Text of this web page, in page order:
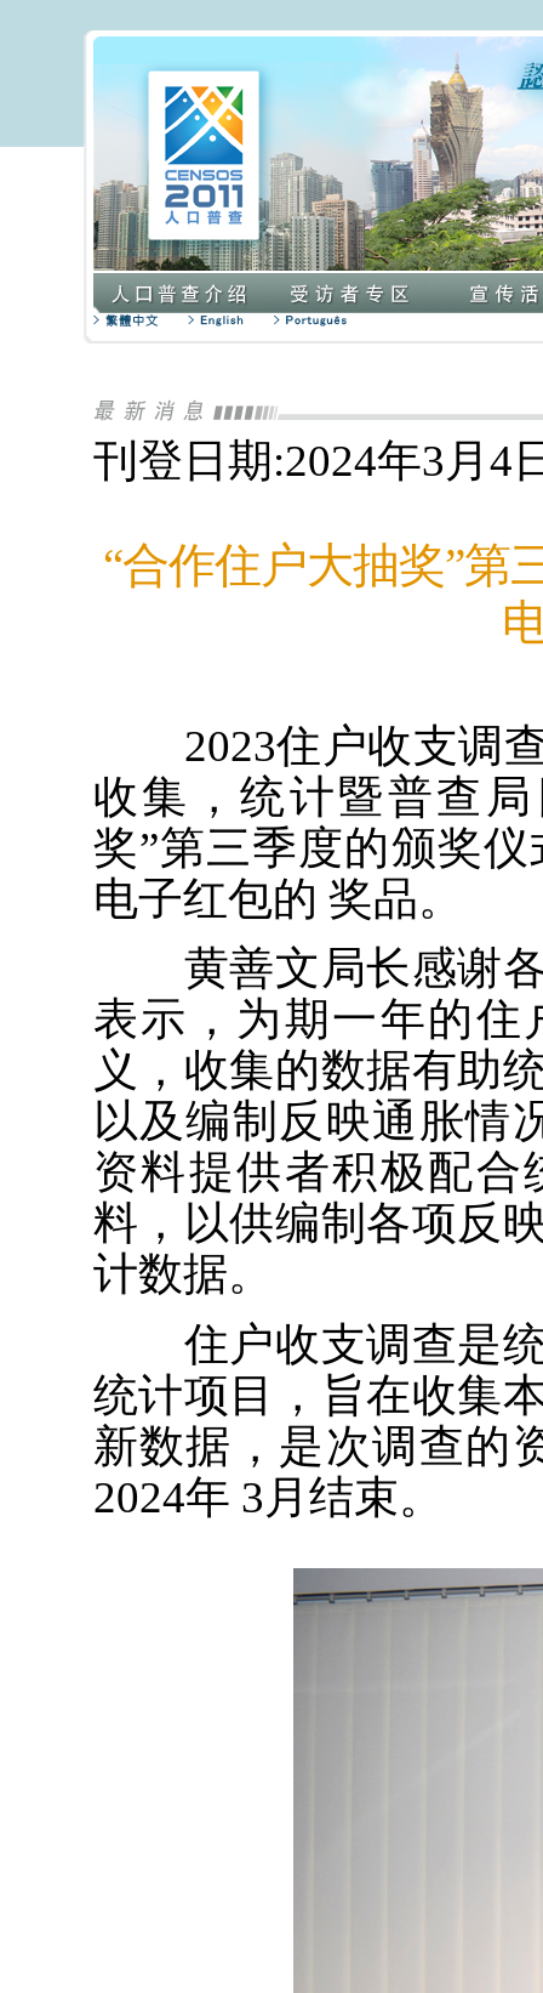
刊登日期:2024年3月4
“合作住户大抽奖”第
2023住户收支调查
收集，统计暨普查
奖”第三季度的颁奖
电子红包的 奖品。
黄善文局长感谢各
表示，为期一年的住
义，收集的数据有助
以及编制反映通胀情
资料提供者积极配
料，以供编制各项反
计数据。
住户收支调查是统
统计项目，旨在收集
新数据，是次调查的
2024年 3月结束。